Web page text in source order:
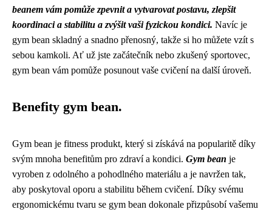
beanem vám pomůže zpevnit a vytvarovat postavu, zlepšit
koordinaci a stabilitu a zvýšit vaši fyzickou kondici. Navíc je
gym bean skladný a snadno přenosný, takže si ho můžete vzít s
sebou kamkoli. Ať už jste začátečník nebo zkušený sportovec,
gym bean vám pomůže posunout vaše cvičení na další úroveň.
Benefity gym bean.
Gym bean je fitness produkt, který si získává na popularitě díky
svým mnoha benefitům pro zdraví a kondici. Gym bean je
vyroben z odolného a pohodlného materiálu a je navržen tak,
aby poskytoval oporu a stabilitu během cvičení. Díky svému
ergonomickému tvaru se gym bean dokonale přizpůsobí vašemu